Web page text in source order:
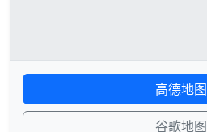
高德地图
谷歌地图